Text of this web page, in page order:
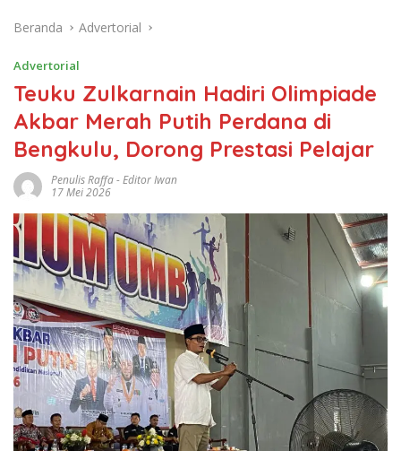
Beranda Advertorial
Advertorial
Teuku Zulkarnain Hadiri Olimpiade
Akbar Merah Putih Perdana di
Bengkulu, Dorong Prestasi Pelajar
Penulis Raffa - Editor Iwan
17 Mei 2026